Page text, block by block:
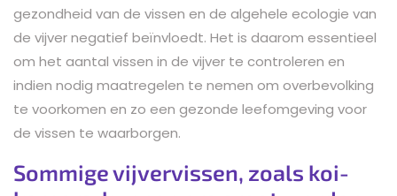
gezondheid van de vissen en de algehele ecologie van
de vijver negatief beïnvloedt. Het is daarom essentieel
om het aantal vissen in de vijver te controleren en
indien nodig maatregelen te nemen om overbevolking
te voorkomen en zo een gezonde leefomgeving voor
de vissen te waarborgen.
Sommige vijvervissen, zoals koi-